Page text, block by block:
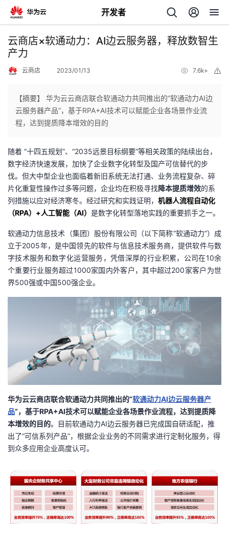
开发者
返
回
个
人
主
页
我
的
开
者
我
的
我
坛
圈
子
的
直
播
我
的
活
动
我
的
关
我
的
开
发
者
我
的
Programs
我
的
支
云商店×软通动力：AI边云服务器，释放数智生
产力
云商店 2023/01/13 7.6k+
【摘要】 华为云云商店联合软通动力共同推出的“软通动力AI边
云服务器产品”，基于RPA+AI技术可以赋能企业各场景作业流
程，达到提质降本增效的目的
随着 “十四五规划”、“2035远景目标纲要”等相关政策的陆续出台，
数字经济快速发展，加快了企业数字化转型及国产可信替代的步
伐。但大中型企业也面临着新旧系统无法打通、业务流程复杂、碎
片化重复性操作过多等问题，企业均在积极寻找降本提质增效的系
列措施以应对经济寒冬。经过研究和实践证明， 机器人流程自动化
（RPA）+人工智能（AI） 是数字化转型落地实践的重要抓手之一。
软通动力信息技术（集团）股份有限公司（以下简称“软通动力”）成
立于2005年，是中国领先的软件与信息技术服务商，提供软件与数
字技术服务和数字化运营服务，凭借深厚的行业积累，公司在10余
个重要行业服务超过1000家国内外客户，其中超过200家客户为世
界500强或中国500强企业。
华为云云商店联合软通动力共同推出的“软通动力AI边云服务器产
品”，基于RPA+AI技术可以赋能企业各场景作业流程，达到提质降
本增效的目的。目前软通动力AI边云服务器已完成国自研适配，推
出了“可信系列产品”，根据企业业务的不同需求进行定制化服务，得
到众多应用企业高度认可。